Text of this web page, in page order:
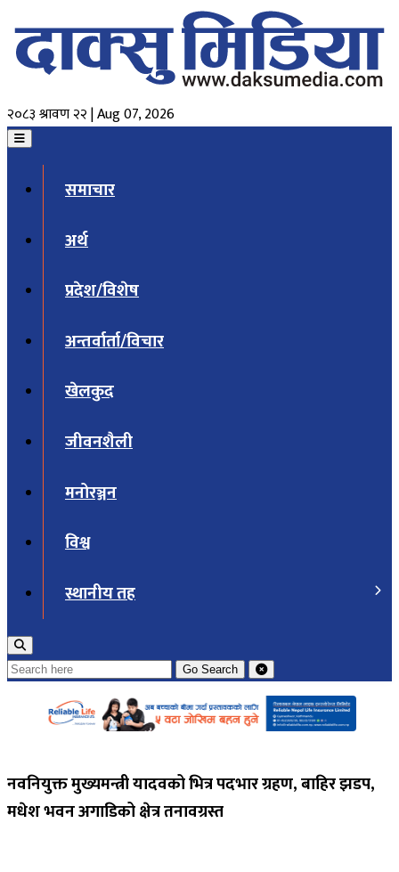
२०८३ श्रावण २२ | Aug 07, 2026
समाचार
अर्थ
प्रदेश/विशेष
अन्तर्वार्ता/विचार
खेलकुद
जीवनशैली
मनोरञ्जन
विश्व
स्थानीय तह
Go Search
नवनियुक्त मुख्यमन्त्री यादवको भित्र पदभार ग्रहण, बाहिर झडप,
मधेश भवन अगाडिको क्षेत्र तनावग्रस्त